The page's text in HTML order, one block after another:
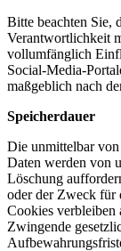
Bitte beachten Sie,
Verantwortlichkeit
vollumfänglich
Social-Media-
maßgeblich nach
Speicherdauer
Die unmittelbar von
Daten werden von
Löschung
oder der Zweck für
Cookies verbleiben
Zwingende